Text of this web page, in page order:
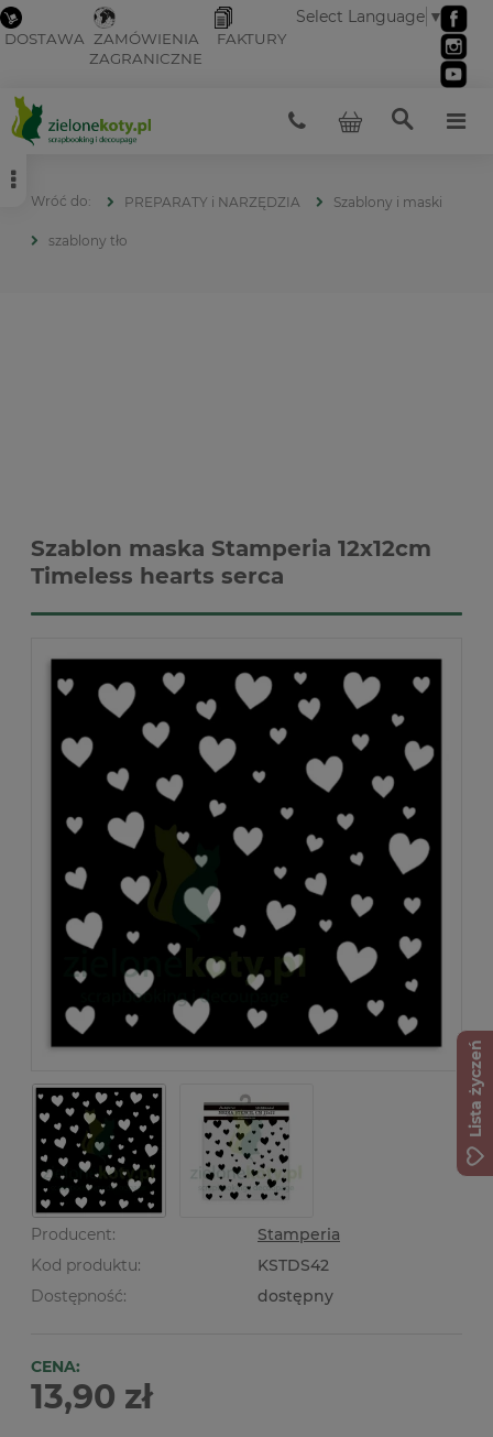
DOSTAWA ZAMÓWIENIA
ZAGRANICZNE
FAKTURY
Select Language ▼
PREPARATY i NARZĘDZIA Szablony i maski
szablony tło
Szablon maska Stamperia 12x12cm
Timeless hearts serca
Producent:
Stamperia
Kod produktu:
KSTDS42
Dostępność:
dostępny
CENA:
13,90 zł
Lista życzeń